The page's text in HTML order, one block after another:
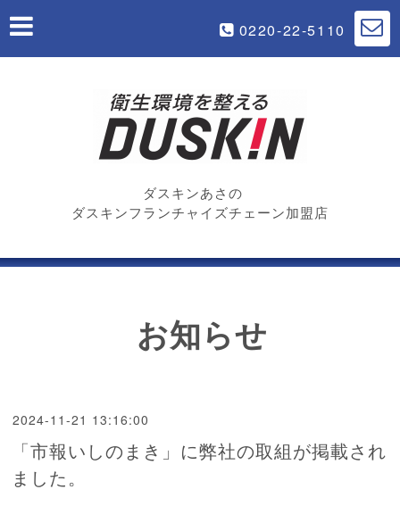
0220-22-5110
ダスキンあさの
ダスキンフランチャイズチェーン加盟店
お知らせ
2024-11-21 13:16:00
「市報いしのまき」に弊社の取組が掲載され
ました。